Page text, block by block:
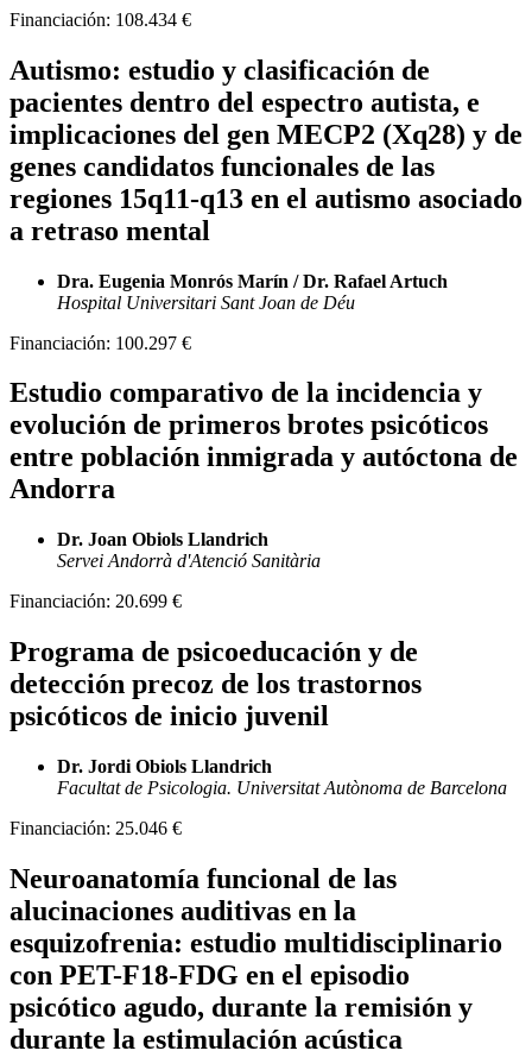
Financiación: 108.434 €
Autismo: estudio y clasificación de
pacientes dentro del espectro autista, e
implicaciones del gen MECP2 (Xq28) y de
genes candidatos funcionales de las
regiones 15q11-q13 en el autismo asociado
a retraso mental
Dra. Eugenia Monrós Marín / Dr. Rafael Artuch
Hospital Universitari Sant Joan de Déu
Financiación: 100.297 €
Estudio comparativo de la incidencia y
evolución de primeros brotes psicóticos
entre población inmigrada y autóctona de
Andorra
Dr. Joan Obiols Llandrich
Servei Andorrà d'Atenció Sanitària
Financiación: 20.699 €
Programa de psicoeducación y de
detección precoz de los trastornos
psicóticos de inicio juvenil
Dr. Jordi Obiols Llandrich
Facultat de Psicologia. Universitat Autònoma de Barcelona
Financiación: 25.046 €
Neuroanatomía funcional de las
alucinaciones auditivas en la
esquizofrenia: estudio multidisciplinario
con PET-F18-FDG en el episodio
psicótico agudo, durante la remisión y
durante la estimulación acústica